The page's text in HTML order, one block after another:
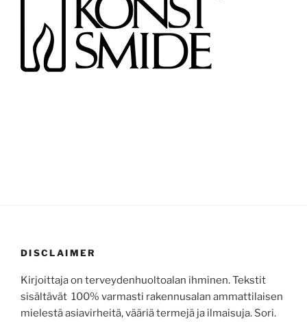
DISCLAIMER
Kirjoittaja on terveydenhuoltoalan ihminen. Tekstit
sisältävät 100% varmasti rakennusalan ammattilaisen
mielestä asiavirheitä, vääriä termejä ja ilmaisuja. Sori.